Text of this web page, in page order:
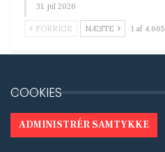
31. jul 2026
FORRIGE NÆSTE 1 af 4.665
COOKIES
ADMINISTRÉR SAMTYKKE